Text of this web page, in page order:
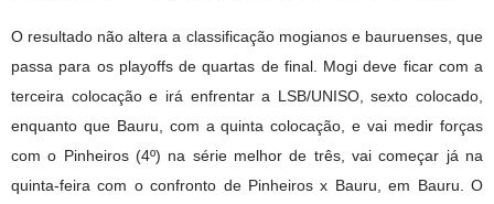
O resultado não altera a classificação mogianos e bauruenses, que
passa para os playoffs de quartas de final. Mogi deve ficar com a
terceira colocação e irá enfrentar a LSB/UNISO, sexto colocado,
enquanto que Bauru, com a quinta colocação, e vai medir forças
com o Pinheiros (4º) na série melhor de três, vai começar já na
quinta-feira com o confronto de Pinheiros x Bauru, em Bauru. O